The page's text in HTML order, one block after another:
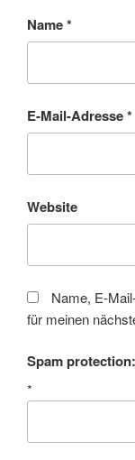
Name*
E-Mail-Adresse*
Website
Name, E-
für meinen
Spam
*